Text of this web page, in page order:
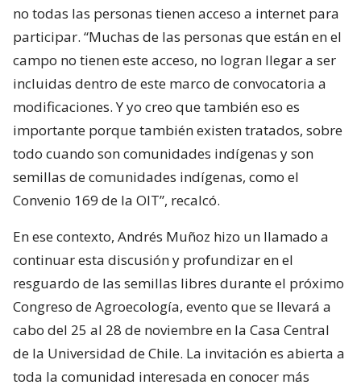
no todas las personas tienen acceso a internet para
participar. “Muchas de las personas que están en el
campo no tienen este acceso, no logran llegar a ser
incluidas dentro de este marco de convocatoria a
modificaciones. Y yo creo que también eso es
importante porque también existen tratados, sobre
todo cuando son comunidades indígenas y son
semillas de comunidades indígenas, como el
Convenio 169 de la OIT”, recalcó.
En ese contexto, Andrés Muñoz hizo un llamado a
continuar esta discusión y profundizar en el
resguardo de las semillas libres durante el próximo
Congreso de Agroecología, evento que se llevará a
cabo del 25 al 28 de noviembre en la Casa Central
de la Universidad de Chile. La invitación es abierta a
toda la comunidad interesada en conocer más